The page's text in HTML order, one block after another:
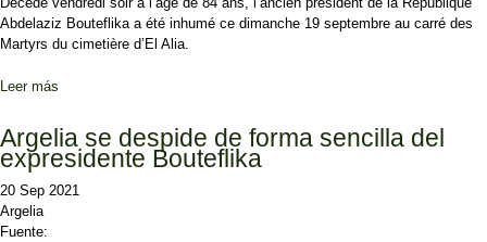
Abdelaziz Bouteflika a été inhumé ce dimanche 19 septembre au carré des
Martyrs du cimetière d’El Alia.
Leer más
Argelia se despide de forma sencilla del
expresidente Bouteflika
20 Sep 2021
Argelia
Fuente: